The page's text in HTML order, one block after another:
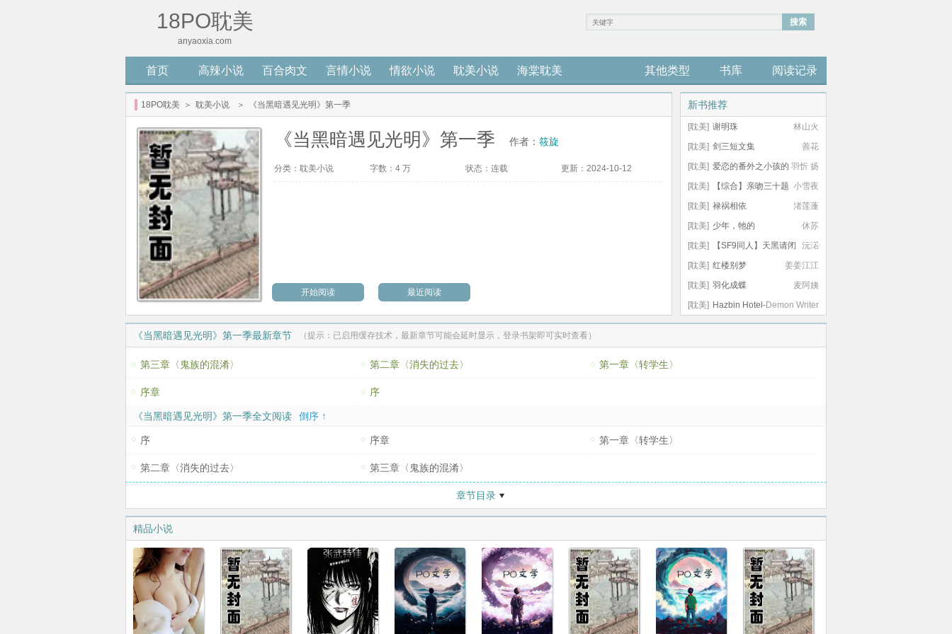
18PO耽美
anyaoxia.com
搜索
首页 高辣小说 百合肉文 言情小说 情欲小说 耽美小说 海棠耽美 其他类型 书库 阅读记录
18PO耽美 ＞ 耽美小说 ＞ 《当黑暗遇见光明》第一季
《当黑暗遇见光明》第一季 作者： 筱旋
分类： 耽美小说 字数： 4 万 状态： 连载 更新： 2024-10-12
开始阅读 最近阅读
新书推荐
林山火
[耽美] 谢明珠
善花
[耽美] 剑三短文集
羽忻 扬
[耽美] 爱恋的番外之小孩的
日常
小雪夜
[耽美]
【综合】亲吻三十题
系列
渚莲蓬
[耽美] 禄祸相依
休苏
[耽美] 少年，牠的
沅渃
[耽美]
【SF9同人】天黑请闭
眼
姜姜江江
[耽美] 红楼别梦
麦阿姨
[耽美] 羽化成蝶
Demon Writer
[耽美] Hazbin Hotel-
恶魔的眼泪
《当黑暗遇见光明》第一季最新章节 （提示：已启用缓存技术，最新章节可能会延时显示，登录书架即可实时查看）
第三章〈鬼族的混淆〉 第二章〈消失的过去〉 第一章〈转学生〉
序章 序
《当黑暗遇见光明》第一季全文阅读 倒序 ↑
序 序章 第一章〈转学生〉
第二章〈消失的过去〉 第三章〈鬼族的混淆〉
章节目录
精品小说